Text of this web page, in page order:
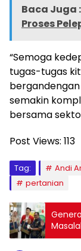
Baca Juga :
Proses
“Semoga
tugas-tugas
semakin
bersama
Post Views: 113
Tag: Andi
pertanian